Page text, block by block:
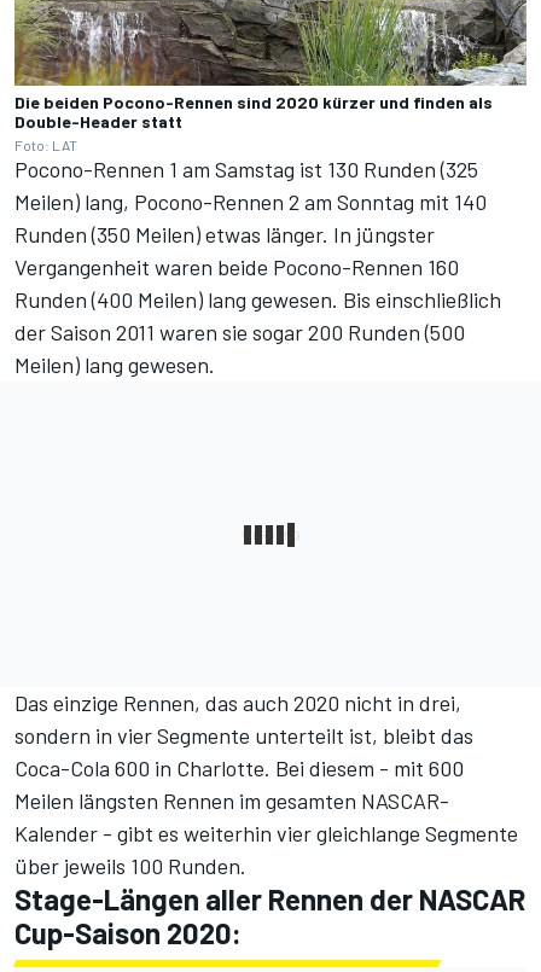
Die beiden Pocono-Rennen sind 2020 kürzer und finden als
Double-Header statt
Foto: LAT
Pocono-Rennen 1 am Samstag ist 130 Runden (325
Meilen) lang, Pocono-Rennen 2 am Sonntag mit 140
Runden (350 Meilen) etwas länger. In jüngster
Vergangenheit waren beide Pocono-Rennen 160
Runden (400 Meilen) lang gewesen. Bis einschließlich
der Saison 2011 waren sie sogar 200 Runden (500
Meilen) lang gewesen.
Das einzige Rennen, das auch 2020 nicht in drei,
sondern in vier Segmente unterteilt ist, bleibt das
Coca-Cola 600 in Charlotte. Bei diesem - mit 600
Meilen längsten Rennen im gesamten NASCAR-
Kalender - gibt es weiterhin vier gleichlange Segmente
über jeweils 100 Runden.
Stage-Längen aller Rennen der NASCAR
Cup-Saison 2020: